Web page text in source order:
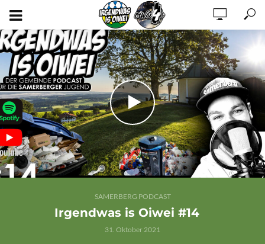
SAMERBERG PODCAST
Irgendwas is Oiwei #14
31. Oktober 2021